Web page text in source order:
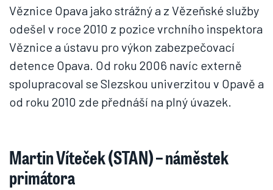
Věznice Opava jako strážný a z Vězeňské služby
odešel v roce 2010 z pozice vrchního inspektora
Věznice a ústavu pro výkon zabezpečovací
detence Opava. Od roku 2006 navíc externě
spolupracoval se Slezskou univerzitou v Opavě a
od roku 2010 zde přednáší na plný úvazek.
Martin Víteček (STAN) – náměstek
primátora